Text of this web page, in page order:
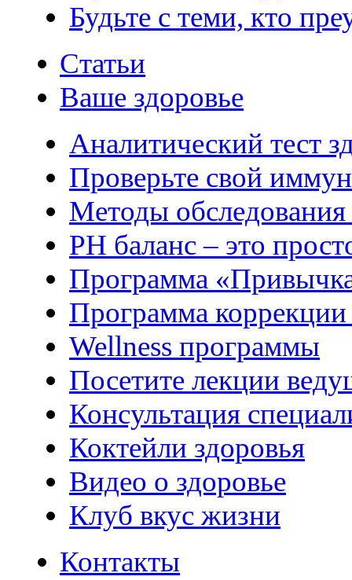
Будьте с теми, кто
Статьи
Ваше здоровье
Аналитический тест
Проверьте свой
Методы обследования
РH баланс – это
Программа
Программа коррекции
Wellness программы
Посетите лекции
Консультация
Коктейли здоровья
Видео о здоровье
Клуб вкус жизни
Контакты